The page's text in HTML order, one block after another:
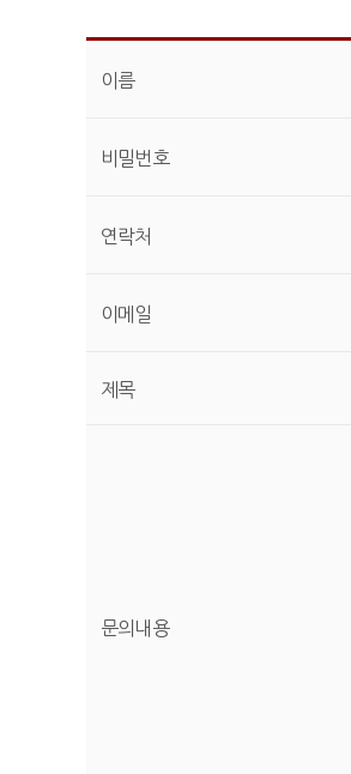
이름
비밀번호
연락처
이메일
제목
문의내용